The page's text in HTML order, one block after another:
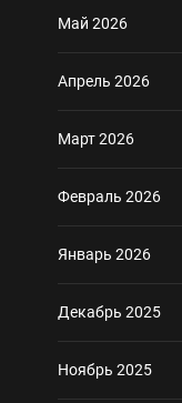
Май 2026
Апрель 2026
Март 2026
Февраль 2026
Январь 2026
Декабрь 2025
Ноябрь 2025